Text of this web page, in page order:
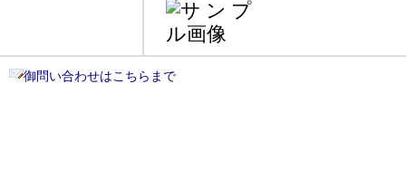
御問い合わせはこちらまで